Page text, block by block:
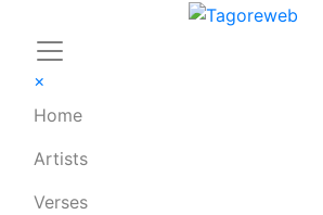
×
Home
Artists
Verses